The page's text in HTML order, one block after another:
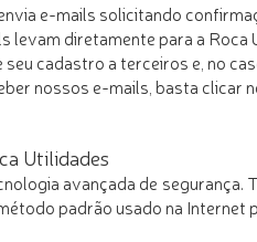
e-mails solicitando
levam diretamente para a Roca
seu cadastro a terceiros e, no
nossos e-mails, basta
Utilidades
avançada de
padrão usado na